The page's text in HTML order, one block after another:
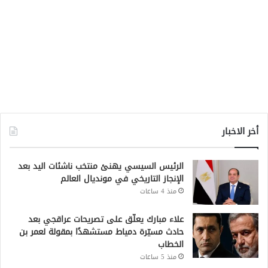
أخر الاخبار
الرئيس السيسي يهنئ منتخب ناشئات اليد بعد
الإنجاز التاريخي في مونديال العالم
منذ 4 ساعات
علاء مبارك يعلّق على تصريحات عراقجي بعد
حادث مسيّرة دمياط مستشهدًا بمقولة لعمر بن
الخطاب
منذ 5 ساعات